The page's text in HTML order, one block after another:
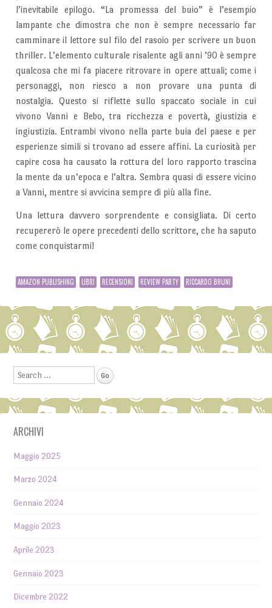
l’inevitabile epilogo. “La promessa del buio” è l’esempio
lampante che dimostra che non è sempre necessario far
camminare il lettore sul filo del rasoio per scrivere un buon
thriller. L’elemento culturale risalente agli anni ’90 è sempre
qualcosa che mi fa piacere ritrovare in opere attuali; come i
personaggi, non riesco a non provare una punta di
nostalgia. Questo si riflette sullo spaccato sociale in cui
vivono Vanni e Bebo, tra ricchezza e povertà, giustizia e
ingiustizia. Entrambi vivono nella parte buia del paese e per
esperienze simili si trovano ad essere affini. La curiosità per
capire cosa ha causato la rottura del loro rapporto trascina
la mente da un’epoca e l’altra. Sembra quasi di essere vicino
a Vanni, mentre si avvicina sempre di più alla fine.
Una lettura davvero sorprendente e consigliata. Di certo
recupererò le opere precedenti dello scrittore, che ha saputo
come conquistarmi!
AMAZON PUBLISHING LIBRI RECENSIONI REVIEW PARTY RICCARDO BRUNI
Post navigation
Search
ARCHIVI
Maggio 2025
Marzo 2024
Gennaio 2024
Maggio 2023
Aprile 2023
Gennaio 2023
Dicembre 2022